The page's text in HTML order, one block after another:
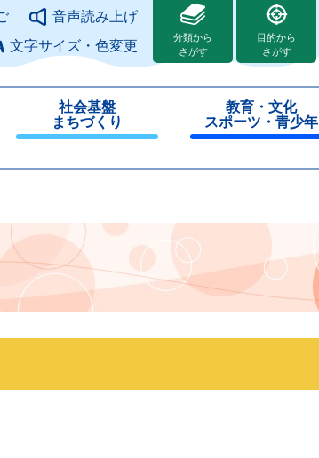
の本文へ音声読み上げ
文字サイズ・色変更
分類から
さがす
目的から
さがす
社会基盤
まちづくり
じ
教育・文化
スポーツ・青少年
じ